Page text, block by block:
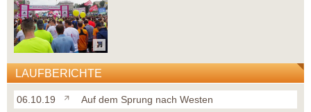
LAUFBERICHTE
06.10.19 Auf dem Sprung nach Westen